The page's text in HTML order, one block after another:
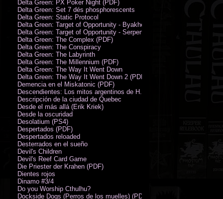
Delta Green: PX Poker Night (PDF)
Delta Green: Set 7 dés phosphorescents
Delta Green: Static Protocol
Delta Green: Target of Opportunity - Byakhee
Delta Green: Target of Opportunity - Serpent Man
Delta Green: The Complex (PDF)
Delta Green: The Conspiracy
Delta Green: The Labyrinth
Delta Green: The Millennium (PDF)
Delta Green: The Way It Went Down
Delta Green: The Way It Went Down 2 (PDF)
Demencia en el Miskatonic (PDF)
Descendientes: Los mitos argentinos de H.P. Lovecraft
Descripción de la ciudad de Quebec
Desde el más allá (Erik Kriek)
Desde la oscuridad
Desolatium (PS4)
Despertados (PDF)
Despertados reloaded
Desterrados en el sueño
Devil's Children
Devil's Reef Card Game
Die Priester der Krahen (PDF)
Dientes rojos
Dinamo #3/4
Do you Worship Cthulhu?
Dockside Dogs (Perros de los muelles) (PDF)